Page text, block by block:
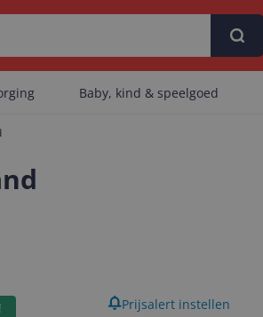
Baby, kind & speelgoed
Prijsalert instellen